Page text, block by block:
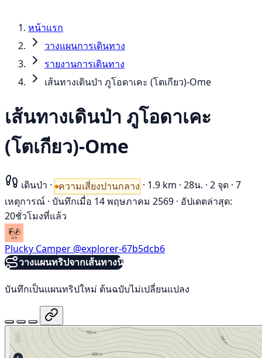
หน้าแรก
วางแผนการเดินทาง
รายงานการเดินทาง
เส้นทางเดินป่า ภูโอดาเคะ (โตเกียว)-Ome
เส้นทางเดินป่า ภูโอดาเคะ
(โตเกียว)-Ome
เดินป่า · ความเสี่ยงปานกลาง · 1.9 km · 28น. · 2 จุด · 7
เหตุการณ์ · บันทึกเมื่อ 14 พฤษภาคม 2569 · อัปเดตล่าสุด:
20ชั่วโมงที่แล้ว
Plucky Camper @explorer-67b5dcb6
วางแผนทริปจากเส้นทางนี้
บันทึกเป็นแผนทริปใหม่ ต้นฉบับไม่เปลี่ยนแปลง